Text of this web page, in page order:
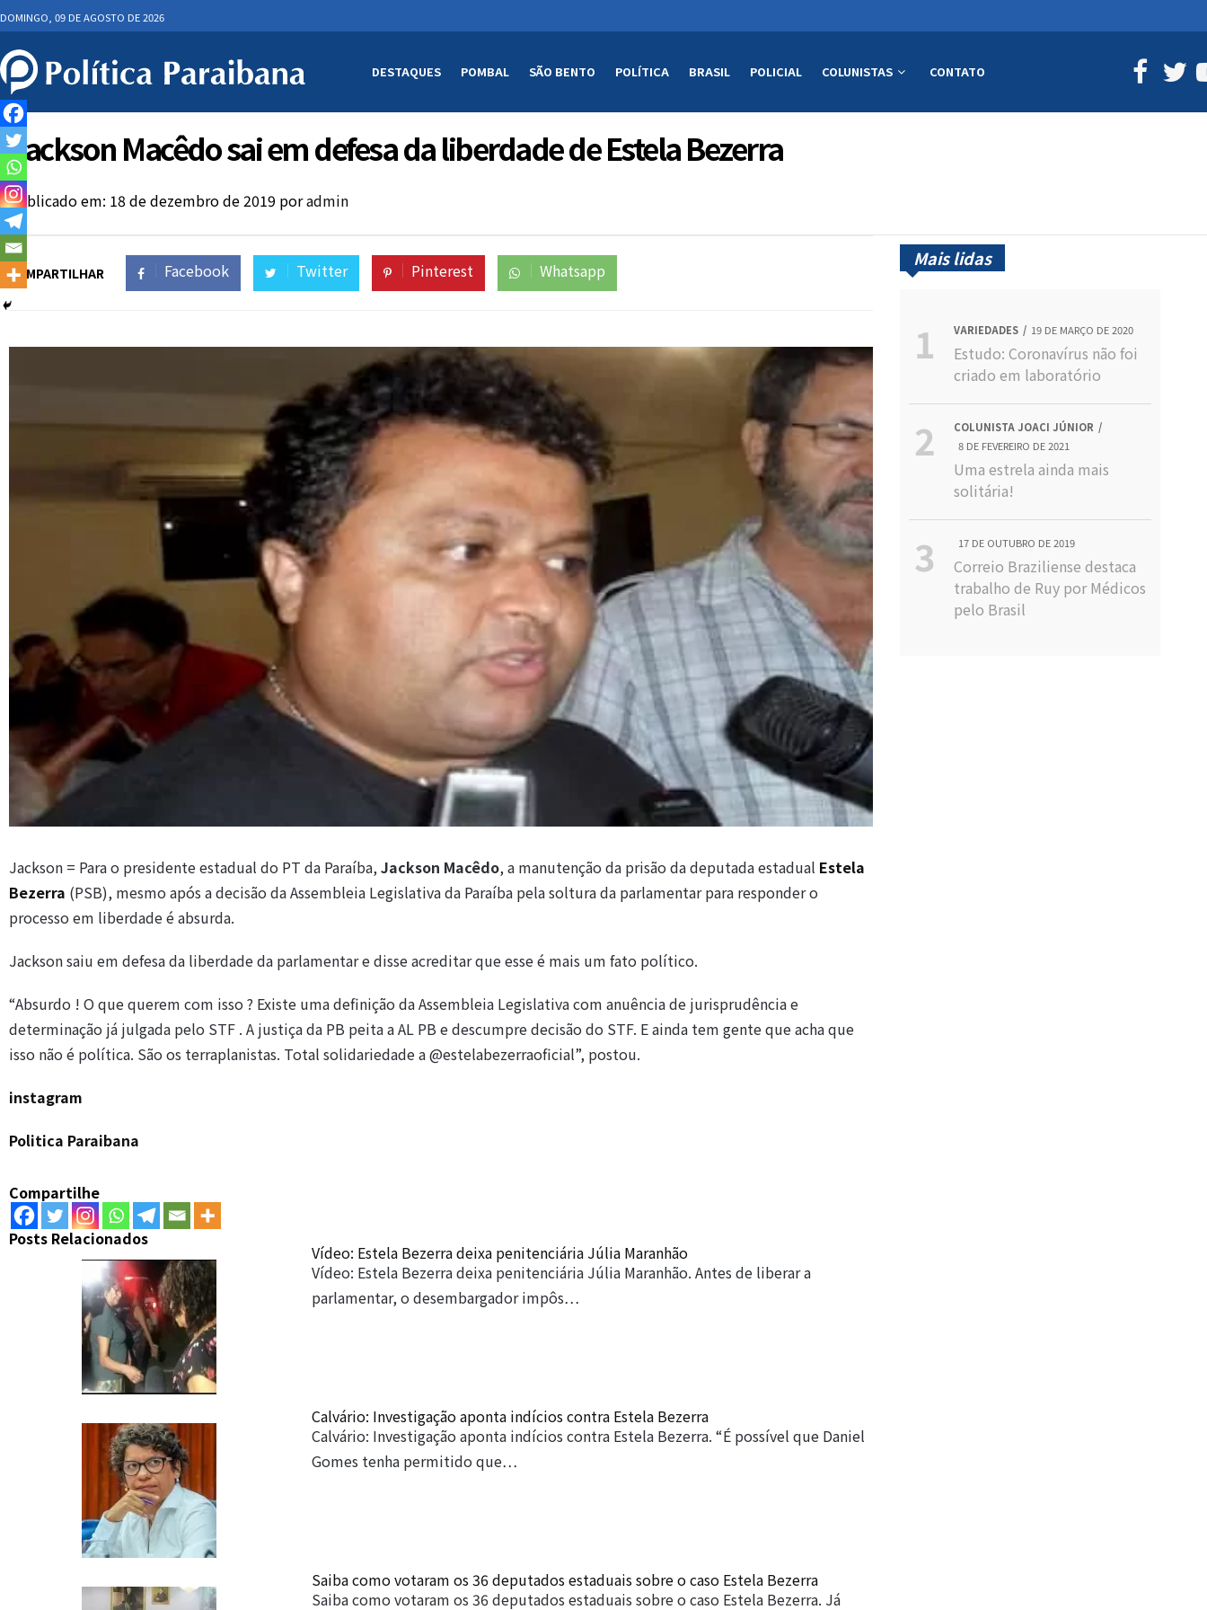
DOMINGO, 09 DE AGOSTO DE 2026
DESTAQUES POMBAL SÃO BENTO POLÍTICA BRASIL POLICIAL COLUNISTAS CONTATO
Jackson Macêdo sai em defesa da liberdade de Estela Bezerra
Publicado em: 18 de dezembro de 2019 poradmin
COMPARTILHAR Facebook Twitter Pinterest Whatsapp
Jackson = Para o presidente estadual do PT da Paraíba,Jackson Macêdo, a manutenção da prisão da deputada estadual Estela
Bezerra (PSB), mesmo após a decisão da Assembleia Legislativa da Paraíba pela soltura da parlamentar para responder o
processo em liberdade é absurda.
Jackson saiu em defesa da liberdade da parlamentar e disse acreditar que esse é mais um fato político.
“Absurdo ! O que querem com isso ? Existe uma definição da Assembleia Legislativa com anuência de jurisprudência e
determinação já julgada pelo STF . A justiça da PB peita a AL PB e descumpre decisão do STF. E ainda tem gente que acha que
isso não é política. São os terraplanistas. Total solidariedade a @estelabezerraoficial”, postou.
instagram
Politica Paraibana
Compartilhe
Posts Relacionados
Vídeo: Estela Bezerra deixa penitenciária Júlia Maranhão
Vídeo: Estela Bezerra deixa penitenciária Júlia Maranhão. Antes de liberar a
parlamentar, o desembargador impôs…
Calvário: Investigação aponta indícios contra Estela Bezerra
Calvário: Investigação aponta indícios contra Estela Bezerra. “É possível que Daniel
Gomes tenha permitido que…
Saiba como votaram os 36 deputados estaduais sobre o caso Estela Bezerra
Saiba como votaram os 36 deputados estaduais sobre o caso Estela Bezerra. Já
Mais lidas
VARIEDADES 19 DE MARÇO DE 2020
Estudo: Coronavírus não foi
criado em laboratório
COLUNISTA JOACI JÚNIOR
8 DE FEVEREIRO DE 2021
Uma estrela ainda mais
solitária!
17 DE OUTUBRO DE 2019
Correio Braziliense destaca
trabalho de Ruy por Médicos
pelo Brasil